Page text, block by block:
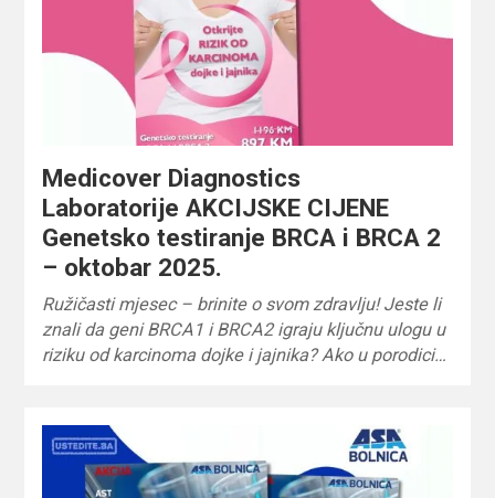
Medicover Diagnostics
Laboratorije AKCIJSKE CIJENE
Genetsko testiranje BRCA i BRCA 2
– oktobar 2025.
Ružičasti mjesec – brinite o svom zdravlju! Jeste li
znali da geni BRCA1 i BRCA2 igraju ključnu ulogu u
riziku od karcinoma dojke i jajnika? Ako u porodici…